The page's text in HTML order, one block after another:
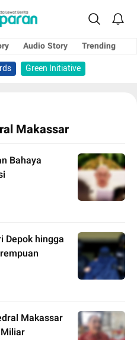
Audio Story
Trending
Green Initiative
Makassar
Bahaya
Depok hingga
Makassar